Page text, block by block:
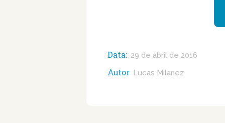
Data: 29 de abril de 2016
Autor Lucas Milanez